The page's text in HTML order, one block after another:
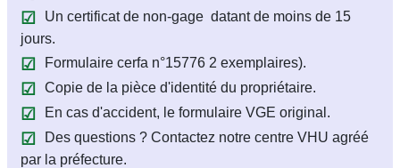
Un certificat de non-gage datant de moins de 15
jours.
Formulaire cerfa n°15776 2 exemplaires).
Copie de la pièce d'identité du propriétaire.
En cas d'accident, le formulaire VGE original.
Des questions ? Contactez notre centre VHU agréé
par la préfecture.